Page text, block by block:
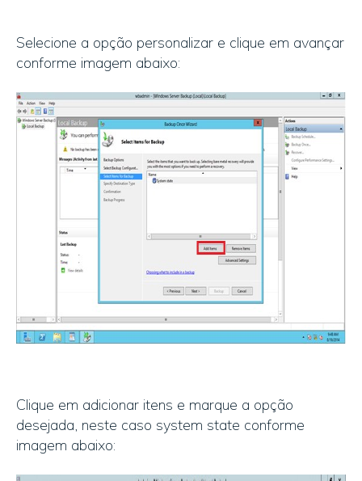
Selecione a opção personalizar e clique em avançar
conforme imagem abaixo:
Clique em adicionar itens e marque a opção
desejada, neste caso system state conforme
imagem abaixo: